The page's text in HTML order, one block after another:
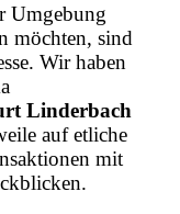
Umgebung
möchten, sind
Wir haben
Linderbach
auf etliche
mit